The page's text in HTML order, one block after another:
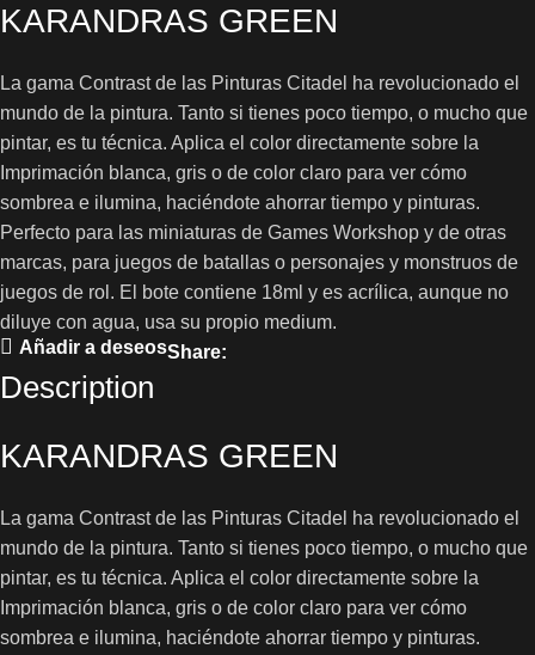
KARANDRAS GREEN
La gama Contrast de las Pinturas Citadel ha revolucionado el
mundo de la pintura. Tanto si tienes poco tiempo, o mucho que
pintar, es tu técnica. Aplica el color directamente sobre la
Imprimación blanca, gris o de color claro para ver cómo
sombrea e ilumina, haciéndote ahorrar tiempo y pinturas.
Perfecto para las miniaturas de Games Workshop y de otras
marcas, para juegos de batallas o personajes y monstruos de
juegos de rol. El bote contiene 18ml y es acrílica, aunque no
diluye con agua, usa su propio medium.
Añadir a deseosShare:
Description
KARANDRAS GREEN
La gama Contrast de las Pinturas Citadel ha revolucionado el
mundo de la pintura. Tanto si tienes poco tiempo, o mucho que
pintar, es tu técnica. Aplica el color directamente sobre la
Imprimación blanca, gris o de color claro para ver cómo
sombrea e ilumina, haciéndote ahorrar tiempo y pinturas.